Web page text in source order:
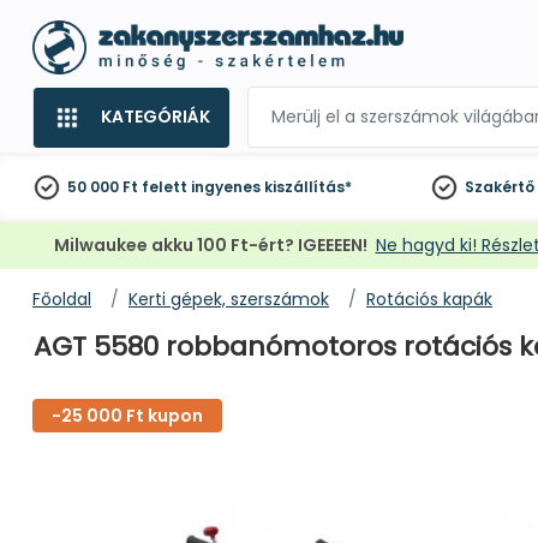
KATEGÓRIÁK
50 000 Ft felett ingyenes kiszállítás* Szakértő
Milwaukee akku 100 Ft-ért? IGEEEEN! Ne hagyd ki!
Főoldal Kerti gépek, szerszámok Rotációs kapák
AGT 5580 robbanómotoros rotációs
-25 000 Ft kupon